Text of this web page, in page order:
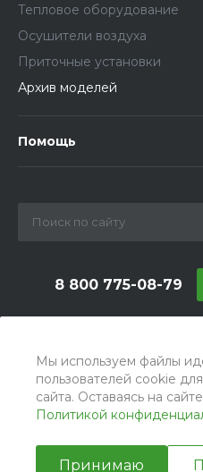
Мы используем файлы
пользователей cookie
сайта. Оставаясь на
Политикой
Принимаю
Тепловое оборудование
Осушители воздуха
Приточные установки
Архив моделей
Помощь
8 800 775-08-79
г. Москва, БЦ